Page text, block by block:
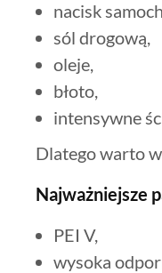
nacisk
sól drogową,
oleje,
błoto,
intensywne
Dlatego warto
Najważniejsze
PEI V,
wysoka